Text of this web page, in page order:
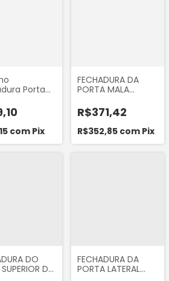
Porta
Master 2.5
2012)
Original
com Pix
FECHADURA DA
PORTA MALA
TOYOTA COROLLA
2009 A 2014 ORI
80062
R$371,42
R$352,85 com Pix
DO
DA
FECHADURA DA
PORTA LATERAL